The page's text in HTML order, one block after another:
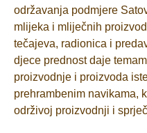
održavanja podmjere
mlijeka i mliječnih
tečajeva, radionica i
djece prednost daje
proizvodnje i proizvoda
prehrambenim navikama,
održivoj proizvodnji i